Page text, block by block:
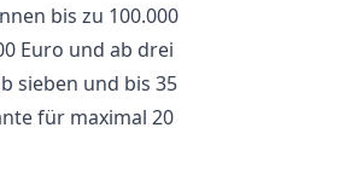
bis zu 100.000
Euro und ab drei
sieben und bis 35
für maximal 20